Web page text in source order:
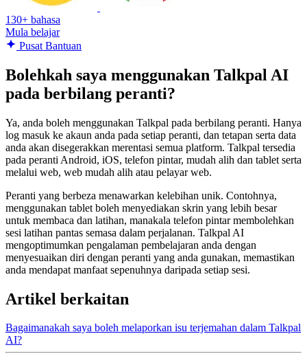
130+ bahasa
Mula belajar
Pusat Bantuan
Bolehkah saya menggunakan Talkpal AI
pada berbilang peranti?
Ya, anda boleh menggunakan Talkpal pada berbilang peranti. Hanya
log masuk ke akaun anda pada setiap peranti, dan tetapan serta data
anda akan disegerakkan merentasi semua platform. Talkpal tersedia
pada peranti Android, iOS, telefon pintar, mudah alih dan tablet serta
melalui web, web mudah alih atau pelayar web.
Peranti yang berbeza menawarkan kelebihan unik. Contohnya,
menggunakan tablet boleh menyediakan skrin yang lebih besar
untuk membaca dan latihan, manakala telefon pintar membolehkan
sesi latihan pantas semasa dalam perjalanan. Talkpal AI
mengoptimumkan pengalaman pembelajaran anda dengan
menyesuaikan diri dengan peranti yang anda gunakan, memastikan
anda mendapat manfaat sepenuhnya daripada setiap sesi.
Artikel berkaitan
Bagaimanakah saya boleh melaporkan isu terjemahan dalam Talkpal
AI?